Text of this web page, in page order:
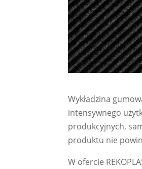
Wykładzina
intensywnego
produkcyjnych,
produktu nie
W ofercie